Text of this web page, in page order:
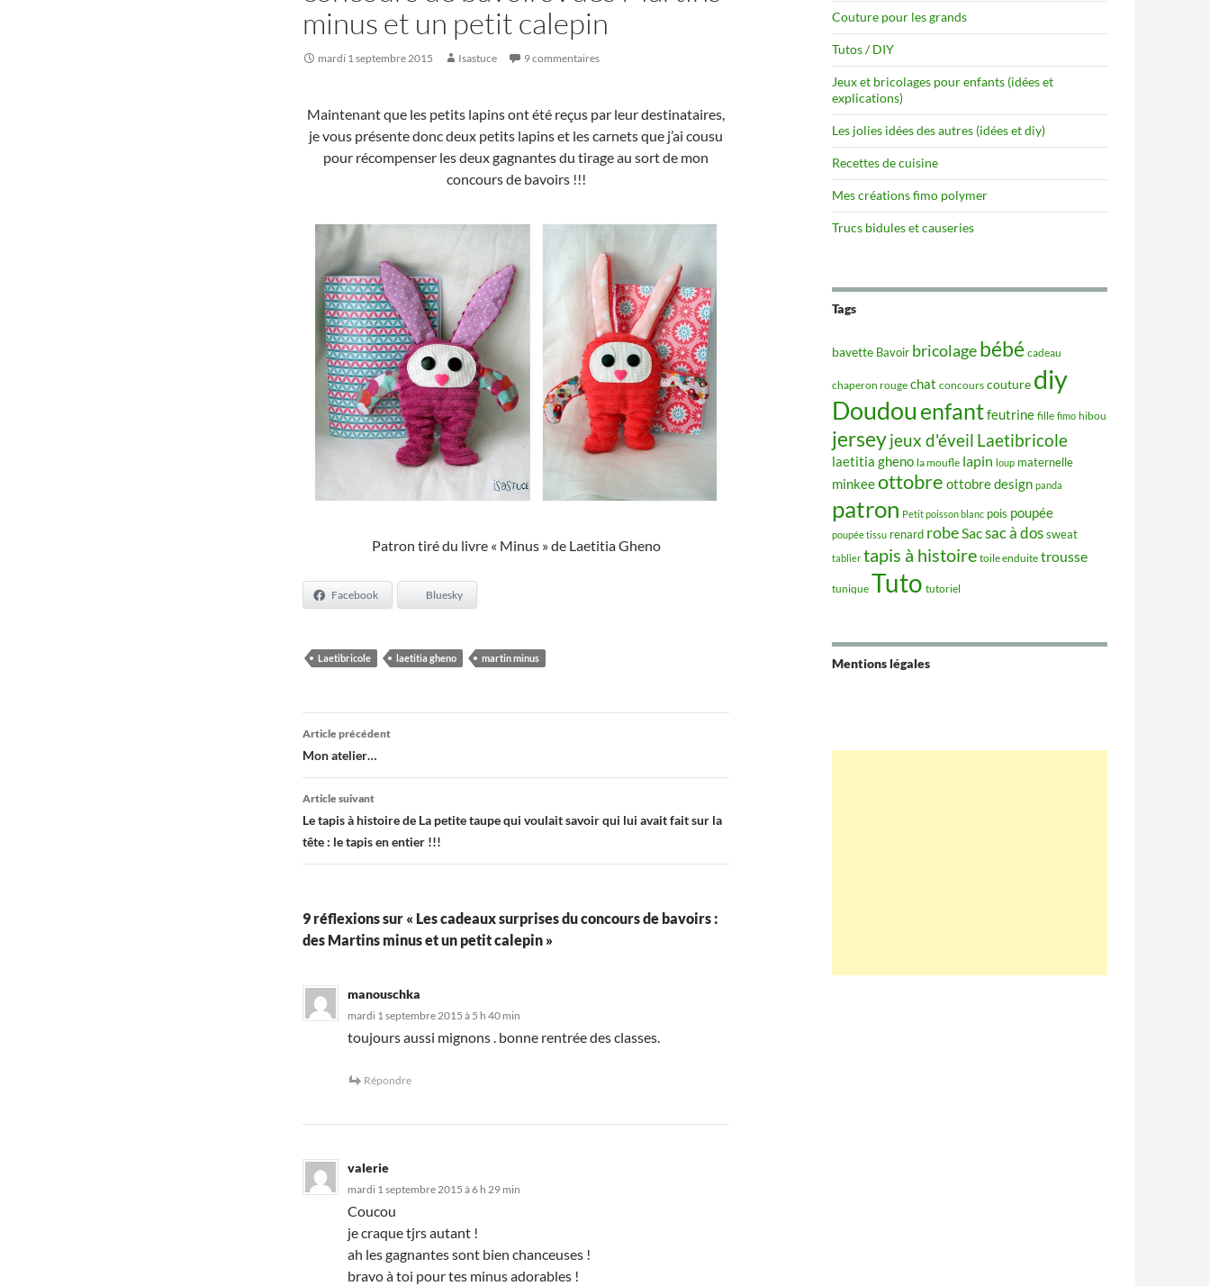
minus et un petit calepin
mardi 1 septembre 2015 Isastuce 9 commentaires
Maintenant que les petits lapins ont été reçus par leur destinataires,
je vous présente donc deux petits lapins et les carnets que j’ai cousu
pour récompenser les deux gagnantes du tirage au sort de mon
concours de bavoirs !!!
Patron tiré du livre « Minus » de Laetitia Gheno
Facebook Bluesky
Laetibricole laetitia gheno martin minus
Navigation
des
articles
Article précédent
Mon atelier…
Article suivant
Le tapis à histoire de La petite taupe qui voulait savoir qui lui avait fait sur la
tête : le tapis en entier !!!
9 réflexions sur « Les cadeaux surprises du concours de bavoirs :
des Martins minus et un petit calepin »
manouschka
mardi 1 septembre 2015 à 5 h 40 min
toujours aussi mignons . bonne rentrée des classes.
Répondre
valerie
mardi 1 septembre 2015 à 6 h 29 min
Coucou
je craque tjrs autant !
ah les gagnantes sont bien chanceuses !
bravo à toi pour tes minus adorables !
Couture pour les grands
Tutos / DIY
Jeux et bricolages pour enfants (idées et
explications)
Les jolies idées des autres (idées et diy)
Recettes de cuisine
Mes créations fimo polymer
Trucs bidules et causeries
Tags
bavette Bavoir bricolagebébé cadeau
chaperon rouge chat concours couture diy
Doudou enfantfeutrine fille fimo hibou
jerseyjeux d'éveil Laetibricole
laetitia gheno la moufle lapin loup maternelle
minkeeottobre ottobre design panda
patron Petit poisson blanc pois poupée
poupée tissu renard robeSacsac à dossweat
tablier tapis à histoire toile enduite trousse
tunique Tuto tutoriel
Mentions légales